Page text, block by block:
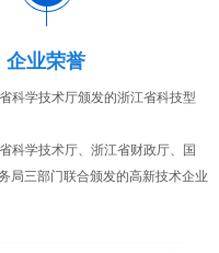
企业荣誉
学技术厅颁发的浙江省科技型
学技术厅、浙江省财政厅、国
局三部门联合颁发的高新技术企业